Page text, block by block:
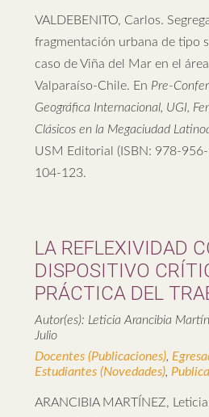
VALDEBENITO, Carlos.
fragmentación urbana de tipo
caso de Viña del Mar en el
Valparaíso-Chile. En Pre-
Geográfica Internacional, UGI,
Clásicos en la Megaciudad
USM Editorial (ISBN: 978-
104-123.
LA REFLEXIVIDAD
DISPOSITIVO
PRÁCTICA DEL
Autor(es): Leticia Arancibia
Julio
Docentes (Publicaciones),
Estudiantes (Novedades),
ARANCIBIA MARTÍNEZ,